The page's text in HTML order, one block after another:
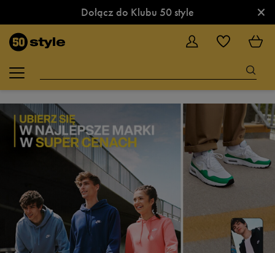
Dołącz do Klubu 50 style ×